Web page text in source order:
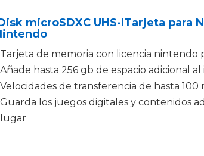
microSDXC UHS-ITarjeta
Tarjeta de memoria con licencia nintendo
Añade hasta 256 gb de espacio adicional
Velocidades de transferencia de hasta
Guarda los juegos digitales y contenidos
lugar